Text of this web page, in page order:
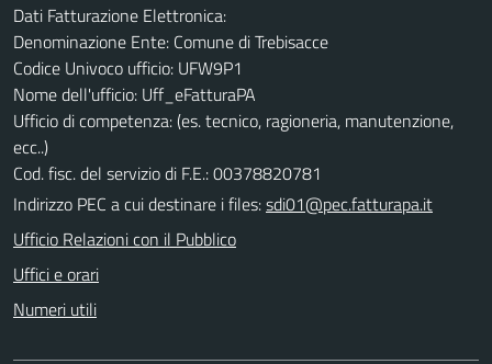
Dati Fatturazione Elettronica:
Denominazione Ente: Comune di Trebisacce
Codice Univoco ufficio: UFW9P1
Nome dell'ufficio: Uff_eFatturaPA
Ufficio di competenza: (es. tecnico, ragioneria, manutenzione,
ecc..)
Cod. fisc. del servizio di F.E.: 00378820781
Indirizzo PEC a cui destinare i files:sdi01@pec.fatturapa.it
Ufficio Relazioni con il Pubblico
Uffici e orari
Numeri utili